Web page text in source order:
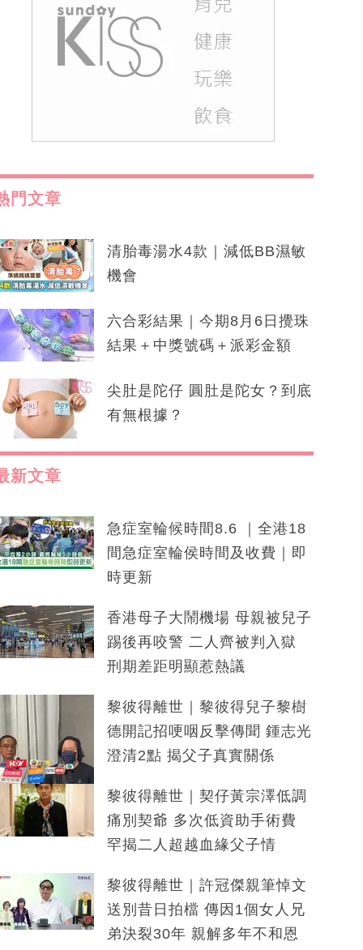
門文章
清胎毒湯水4款｜減低BB濕敏
機會
六合彩結果｜今期8月6日攪珠
結果＋中獎號碼＋派彩金額
尖肚是陀仔 圓肚是陀女？到底
有無根據？
新文章
急症室輪候時間8.6 ｜全港18
間急症室輪侯時間及收費｜即
時更新
香港母子大鬧機場 母親被兒子
踢後再咬警 二人齊被判入獄
刑期差距明顯惹熱議
黎彼得離世｜黎彼得兒子黎樹
德開記招哽咽反擊傳聞 鍾志光
澄清2點 揭父子真實關係
黎彼得離世｜契仔黃宗澤低調
痛別契爺 多次低資助手術費
罕揭二人超越血緣父子情
黎彼得離世｜許冠傑親筆悼文
送別昔日拍檔 傳因1個女人兄
弟決裂30年 親解多年不和恩